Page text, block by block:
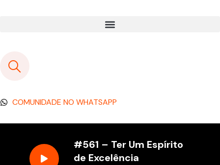
COMUNIDADE NO WHATSAPP
#561 – Ter Um Espírito
de Excelência